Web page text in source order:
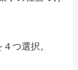
つ選択。